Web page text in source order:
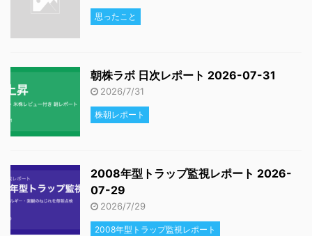
思ったこと
朝株ラボ 日次レポート 2026-07-31
2026/7/31
株朝レポート
2008年型トラップ監視レポート 2026-
07-29
2026/7/29
2008年型トラップ監視レポート